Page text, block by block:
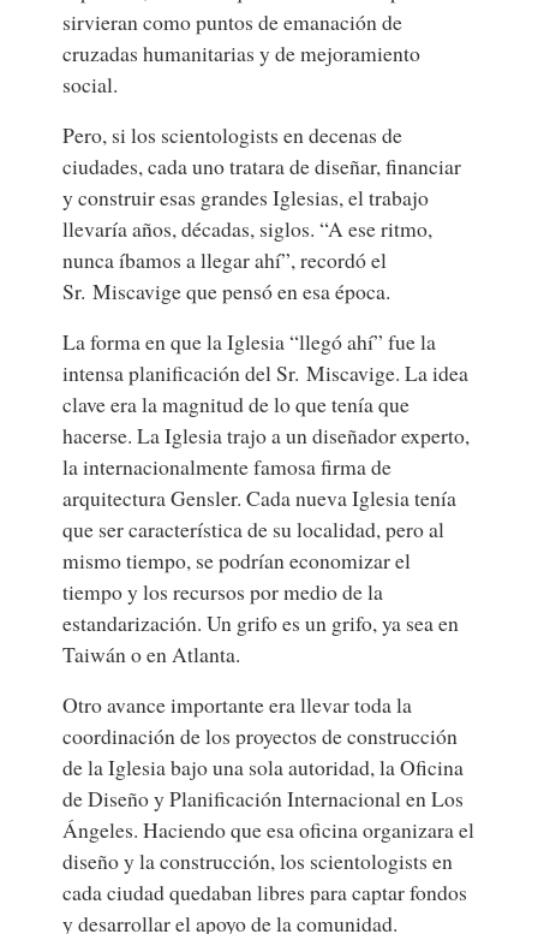
sirvieran como puntos de emanación de
cruzadas humanitarias y de mejoramiento
social.
Pero, si los scientologists en decenas de
ciudades, cada uno tratara de diseñar, financiar
y construir esas grandes Iglesias, el trabajo
llevaría años, décadas, siglos. “A ese ritmo,
nunca íbamos a llegar ahí”, recordó el
Sr. Miscavige que pensó en esa época.
La forma en que la Iglesia “llegó ahí” fue la
intensa planificación del Sr. Miscavige. La idea
clave era la magnitud de lo que tenía que
hacerse. La Iglesia trajo a un diseñador experto,
la internacionalmente famosa firma de
arquitecturaGensler. Cada nueva Iglesia tenía
que ser característica de su localidad, pero al
mismo tiempo, se podrían economizar el
tiempo y los recursos por medio de la
estandarización. Un grifo es un grifo, ya sea en
Taiwán o en Atlanta.
Otro avance importante era llevar toda la
coordinación de los proyectos de construcción
de la Iglesia bajo una sola autoridad, la Oficina
de Diseño y Planificación Internacional en Los
Ángeles. Haciendo que esa oficina organizara el
diseño y la construcción, los scientologists en
cada ciudad quedaban libres para captar fondos
y desarrollar el apoyo de la comunidad.